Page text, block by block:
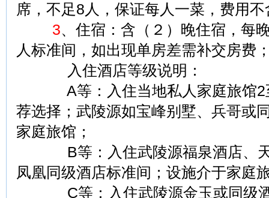
席，不足8人，保证每人一菜，费用
3、住宿：含（２）晚住宿，每
人标准间，如出现单房差需补交房费
入住酒店等级说明：
A等：入住当地私人家庭旅馆2
荐选择；武陵源如宝峰别墅、兵哥或
家庭旅馆；
B等：入住武陵源福泉酒店、天
凤凰同级酒店标准间；设施介于家庭
C等：入住武陵源金玉或同级酒